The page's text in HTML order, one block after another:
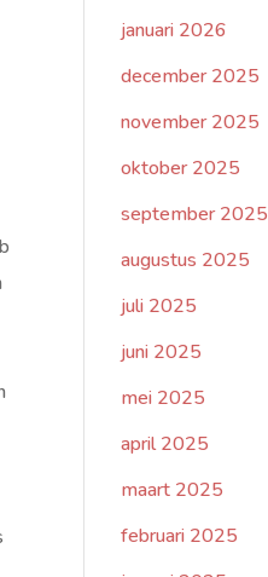
januari 2026
december 2025
november 2025
oktober 2025
september 2025
augustus 2025
juli 2025
juni 2025
mei 2025
april 2025
maart 2025
februari 2025